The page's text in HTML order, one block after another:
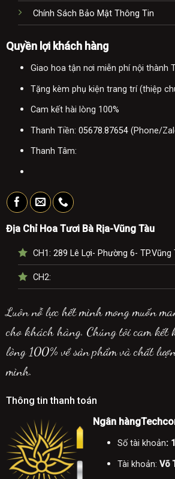
Chính Sách Bảo Mật Thông Tin
Quyền lợi khách hàng
Giao hoa tận nơi miễn phí nội thành
Tặng kèm phụ kiện trang trí (thiệp
Cam kết hài lòng 100%
Thanh Tiền: 05678.87654(Phone/
Thanh Tâm:
Địa Chỉ Hoa Tươi Bà Rịa-Vũng Tàu
CH1: 289 Lê Lợi- Phường 6- TP.Vũng
CH2:
Luôn nỗ lực hết mình mong muốn
cho khách hàng. Chúng tôi cam
lòng 100% về sản phẩm và chất
mình.
Thông tin thanh toán
Ngân
Số tài khoản:
Tài khoản: Võ